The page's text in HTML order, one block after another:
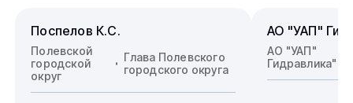
Поспелов К.С.
Полевской
городской
округ
Глава Полевского
городского округа
АО "УАП"
АО "УАП"
Гидравлика"